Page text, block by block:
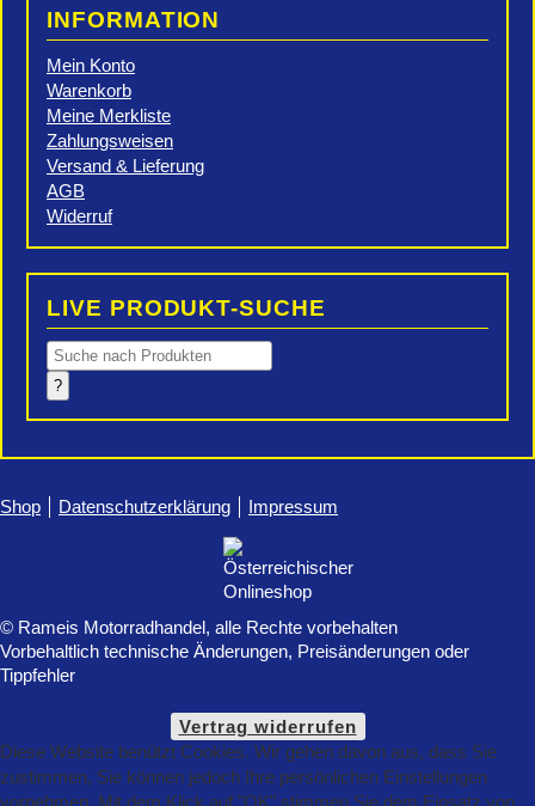
INFORMATION
Mein Konto
Warenkorb
Meine Merkliste
Zahlungsweisen
Versand & Lieferung
AGB
Widerruf
LIVE PRODUKT-SUCHE
Products
search
?
Shop Datenschutzerklärung Impressum
© Rameis Motorradhandel, alle Rechte vorbehalten
Vorbehaltlich technische Änderungen, Preisänderungen oder
Tippfehler
Vertrag widerrufen
Diese Website benützt Cookies. Wir gehen davon aus, dass Sie
zustimmen, Sie können jedoch Ihre persönlichen Einstellungen
vornehmen. Mit dem Klick auf "OK" stimmen Sie dem Einsatz von